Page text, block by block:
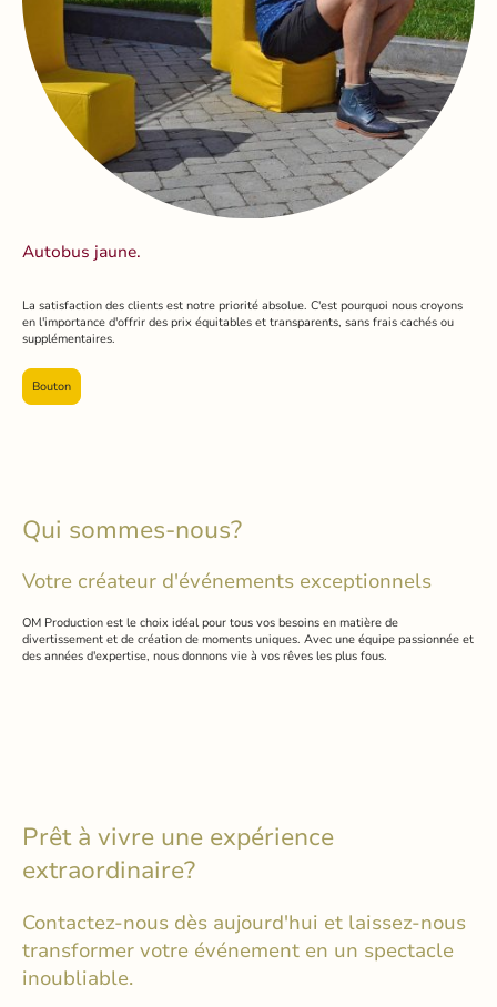
Autobus jaune.
La satisfaction des clients est notre priorité absolue. C'est pourquoi nous croyons
en l'importance d'offrir des prix équitables et transparents, sans frais cachés ou
supplémentaires.
Bouton
Qui sommes-nous?
Votre créateur d'événements exceptionnels
OM Production est le choix idéal pour tous vos besoins en matière de
divertissement et de création de moments uniques. Avec une équipe passionnée et
des années d'expertise, nous donnons vie à vos rêves les plus fous.
Prêt à vivre une expérience
extraordinaire?
Contactez-nous dès aujourd'hui et laissez-nous
transformer votre événement en un spectacle
inoubliable.